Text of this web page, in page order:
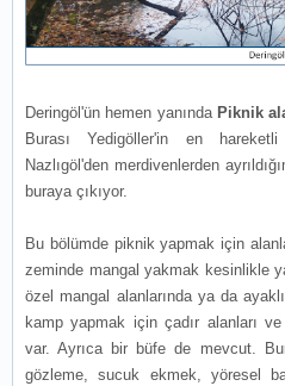
Deringöl'ün hemen yanında Piknik
Burası Yedigöller'in en hareketli
Nazlıgöl'den merdivenlerden
buraya çıkıyor.
Bu bölümde piknik yapmak için
zeminde mangal yakmak kesinlikle
özel mangal alanlarında ya da
kamp yapmak için çadır alanları
var. Ayrıca bir büfe de mevcut.
gözleme, sucuk ekmek, yöresel